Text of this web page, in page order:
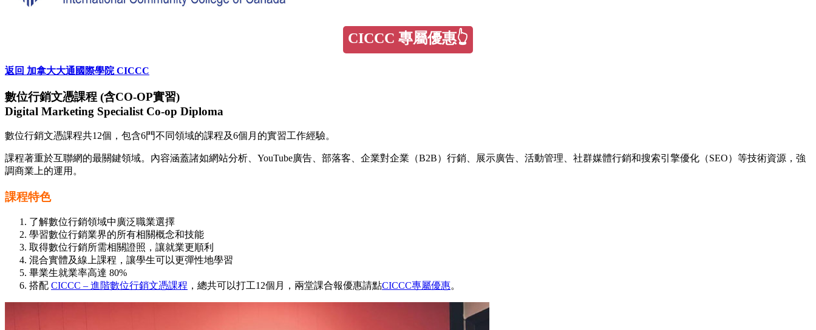
CICCC 專屬優惠👆
返回 加拿大大通國際學院 CICCC
數位行銷文憑課程 (含CO-OP實習)
Digital Marketing Specialist Co-op Diploma
數位行銷文憑課程共12個，包含6門不同領域的課程及6個月的實習工作經驗。
課程著重於互聯網的最關鍵領域。內容涵蓋諸如網站分析、YouTube廣告、部落客、企業對企業（B2B）行銷、展示廣告、活動管理、社群媒體行銷和搜索引擎優化（SEO）等技術資源，強
調商業上的運用。
課程特色
了解數位行銷領域中廣泛職業選擇
學習數位行銷業界的所有相關概念和技能
取得數位行銷所需相關證照，讓就業更順利
混合實體及線上課程，讓學生可以更彈性地學習
畢業生就業率高達 80%
搭配 CICCC – 進階數位行銷文憑課程 ，總共可以打工12個月，兩堂課合報優惠請點CICCC專屬優惠。